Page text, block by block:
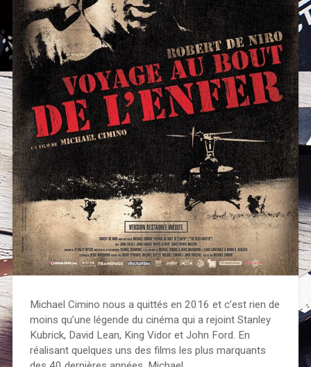
Michael Cimino nous a quittés en 2016 et c’est rien de
moins qu’une légende du cinéma qui a rejoint Stanley
Kubrick, David Lean, King Vidor et John Ford. En
réalisant quelques uns des films les plus marquants